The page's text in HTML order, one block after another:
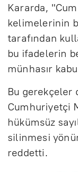
Kararda,
kelimelerinin
tarafından
bu ifadelerin
münhasır
Bu gerekçeler
Cumhuriyetçi
hükümsüz
silinmesi
reddetti.